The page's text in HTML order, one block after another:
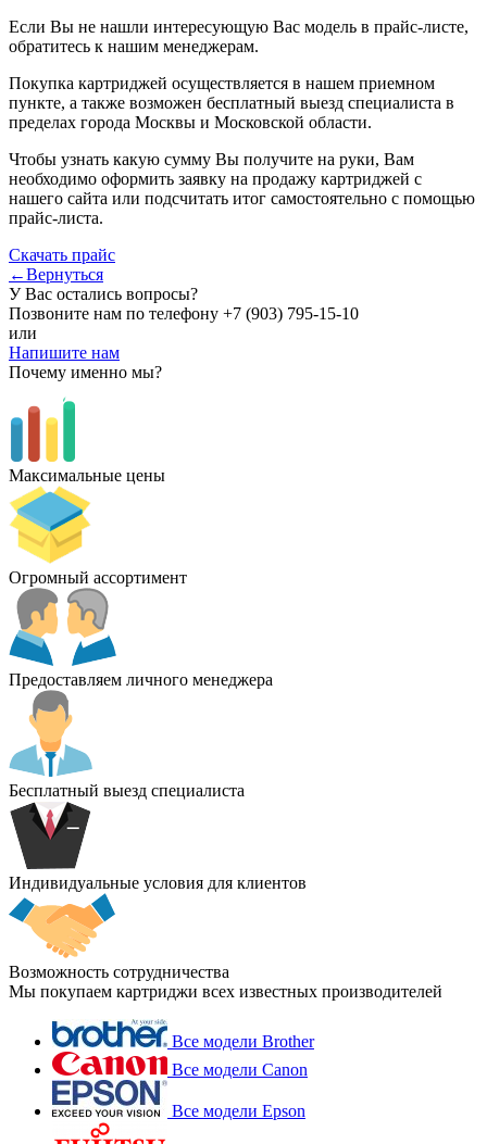
Если Вы не нашли интересующую Вас модель в прайс-листе,
обратитесь к нашим менеджерам.
Покупка картриджей осуществляется в нашем приемном
пункте, а также возможен бесплатный выезд специалиста в
пределах города Москвы и Московской области.
Чтобы узнать какую сумму Вы получите на руки, Вам
необходимо оформить заявку на продажу картриджей с
нашего сайта или подсчитать итог самостоятельно с помощью
прайс-листа.
Скачать прайс
←Вернуться
У Вас остались вопросы?
Позвоните нам по телефону +7 (903) 795-15-10
или
Напишите нам
Почему именно мы?
Максимальные цены
Огромный ассортимент
Предоставляем личного менеджера
Бесплатный выезд специалиста
Индивидуальные условия для клиентов
Возможность сотрудничества
Мы покупаем картриджи всех известных производителей
Все модели Brother
Все модели Canon
Все модели Epson